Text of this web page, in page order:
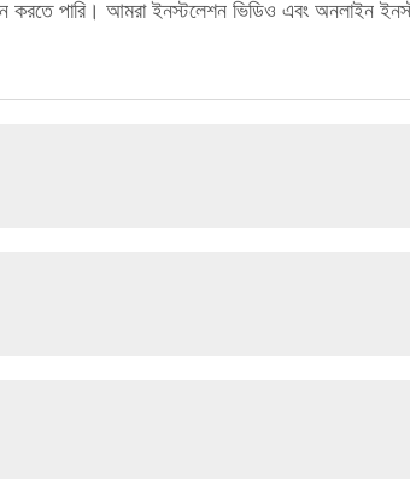
করতে পারি। আমরা ইনস্টলেশন ভিডিও এবং অনলাইন